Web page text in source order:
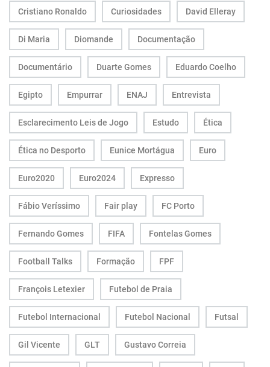
Cristiano Ronaldo Curiosidades David Elleray
Di Maria Diomande Documentação
Documentário Duarte Gomes Eduardo Coelho
Egipto Empurrar ENAJ Entrevista
Esclarecimento Leis de Jogo Estudo Ética
Ética no Desporto Eunice Mortágua Euro
Euro2020 Euro2024 Expresso
Fábio Veríssimo Fair play FC Porto
Fernando Gomes FIFA Fontelas Gomes
Football Talks Formação FPF
François Letexier Futebol de Praia
Futebol Internacional Futebol Nacional Futsal
Gil Vicente GLT Gustavo Correia